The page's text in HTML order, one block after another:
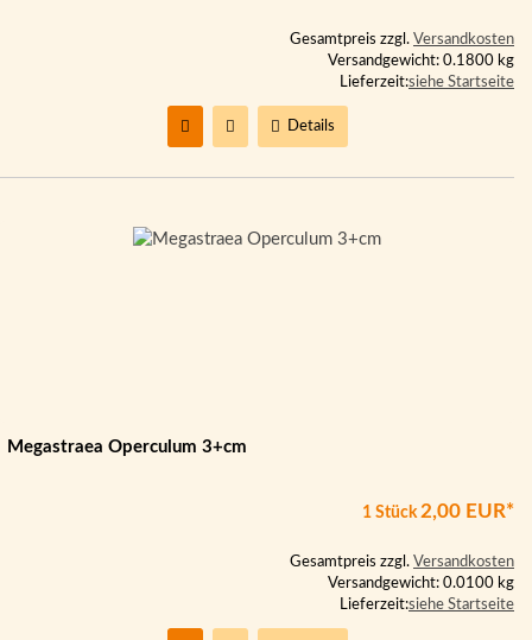
Gesamtpreis zzgl. Versandkosten
Versandgewicht: 0.1800 kg
Lieferzeit:siehe Startseite
Details
Megastraea Operculum 3+cm
1 Stück 2,00 EUR*
Gesamtpreis zzgl. Versandkosten
Versandgewicht: 0.0100 kg
Lieferzeit:siehe Startseite